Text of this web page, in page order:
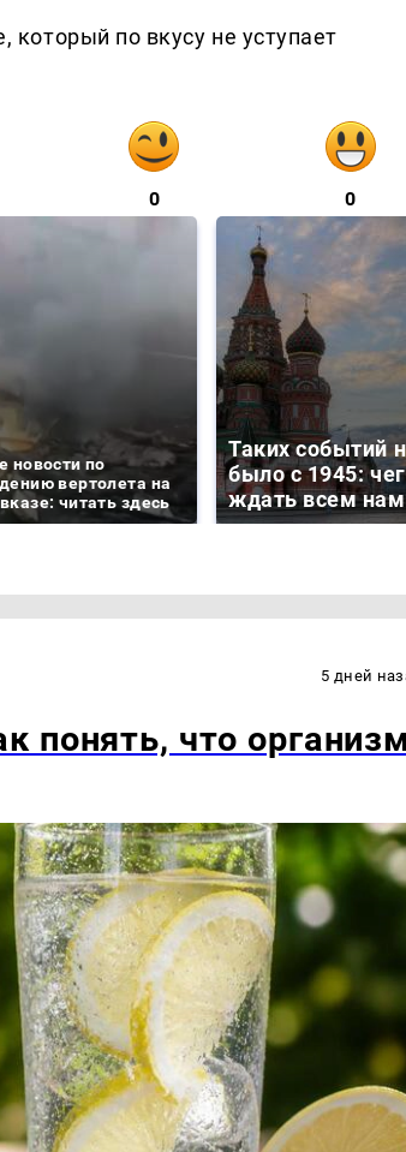
который по вкусу не уступает
0 0
новости по
вертолета на
читать здесь
Таких событий
было с 1945:
ждать всем
5 дней
понять, что организм